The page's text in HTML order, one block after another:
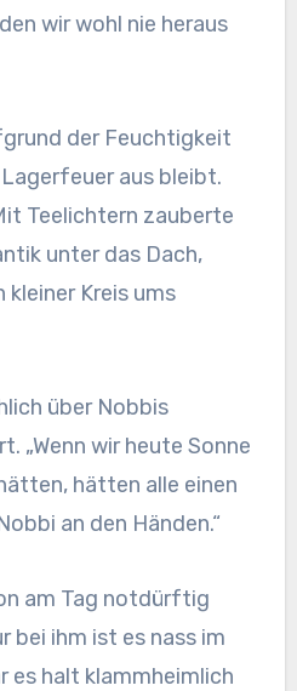
wir wohl nie heraus
der Feuchtigkeit
aus bleibt.
Teelichtern zauberte
unter das Dach,
kleiner Kreis ums
über Nobbis
„Wenn wir heute Sonne
hätten alle einen
an den Händen.“
am Tag notdürftig
bei ihm ist es nass im
es halt klammheimlich